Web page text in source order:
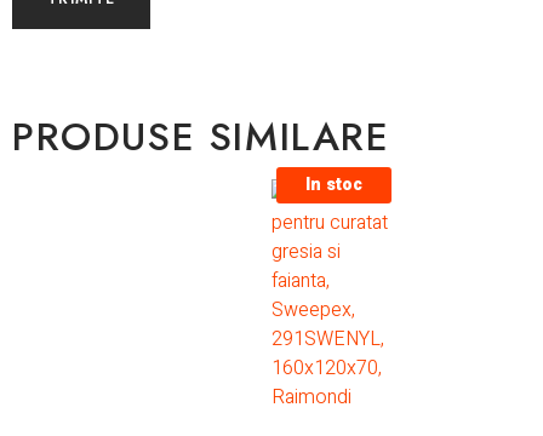
PRODUSE SIMILARE
In stoc